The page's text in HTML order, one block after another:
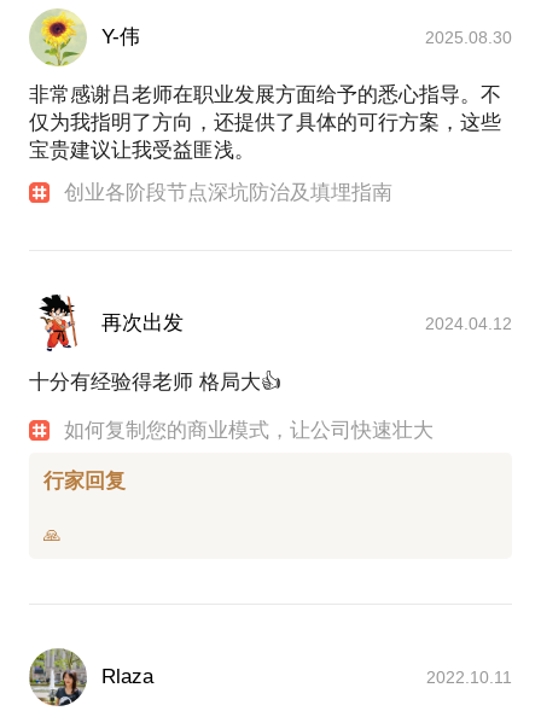
对您的要求：请您提前两天和我预约。
自2016年以来，吕良泽老师被今日头条、优米网、浙
江省科技厅、浙大管院、同济大学、杭州电子科技大
学经济学院、硅谷堂等几十家机构邀请为特约讲师。
通过线上、线下培训、咨询，吕良泽已为超过500家
企业提供了管理改进咨询和实施方案，企业所处行业
包括：外贸、汽车零配件制造、人工智能证券投资、
商业流通产业、大农业产业、纺织制造、互联网旅
游、电子商务、智能硬件制造、k12教育等等。
1997-2001 东北大学 材料成型与控制工程学士
工，却逃起课来钻研文史和管理。01年毕业后，来到
浙江从事外贸，不得不买来一堆外贸书籍从头啃起。0
３年开始的多领域连环创业，让我每年都无法把管理
书籍高高束起。09年到浙大就读EMBA的经历，真不
己的管理水平还需要重新回炉练习。
上百倍；
2010年对一家互联网女装平台做了天使投资；
Y-伟 2025.08.30
非常感谢吕老师在职业发展方面给予的悉心指导。不
仅为我指明了方向，还提供了具体的可行方案，这些
宝贵建议让我受益匪浅。
创业各阶段节点深坑防治及填埋指南
再次出发 2024.04.12
十分有经验得老师 格局大👍
如何复制您的商业模式，让公司快速壮大
行家回复
Rlaza 2022.10.11